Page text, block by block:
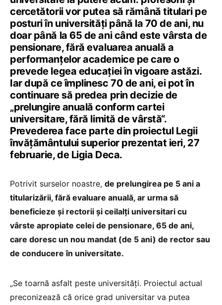
cercetătorii vor putea să rămână titulari pe
posturi în universități până la 70 de ani, nu
doar până la 65 de ani când este vârsta de
pensionare, fără evaluarea anuală a
performanțelor academice pe care o
prevede legea educației în vigoare astăzi.
Iar după ce împlinesc 70 de ani, ei pot în
continuare să predea prin decizie de
„prelungire anuală conform cartei
universitare, fără limită de vârstă“.
Prevederea face parte din proiectul Legii
învățământului superior prezentat ieri, 27
februarie, de Ligia Deca.
Potrivit surselor noastre, de prelungirea pe 5 ani a
titularizării, fără evaluare anuală, ar urma să
beneficieze și rectorii și ceilalți universitari cu
vârste apropiate celei de pensionare, 65 de ani,
care doresc un nou mandat (de 5 ani) de rector sau
de conducere în universitate.
„Se toarnă asfalt peste universități. Proiectul actual
preconizează că orice grad universitar va putea